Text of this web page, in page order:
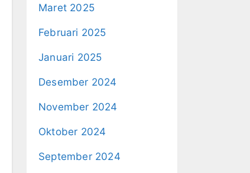
Maret 2025
Februari 2025
Januari 2025
Desember 2024
November 2024
Oktober 2024
September 2024